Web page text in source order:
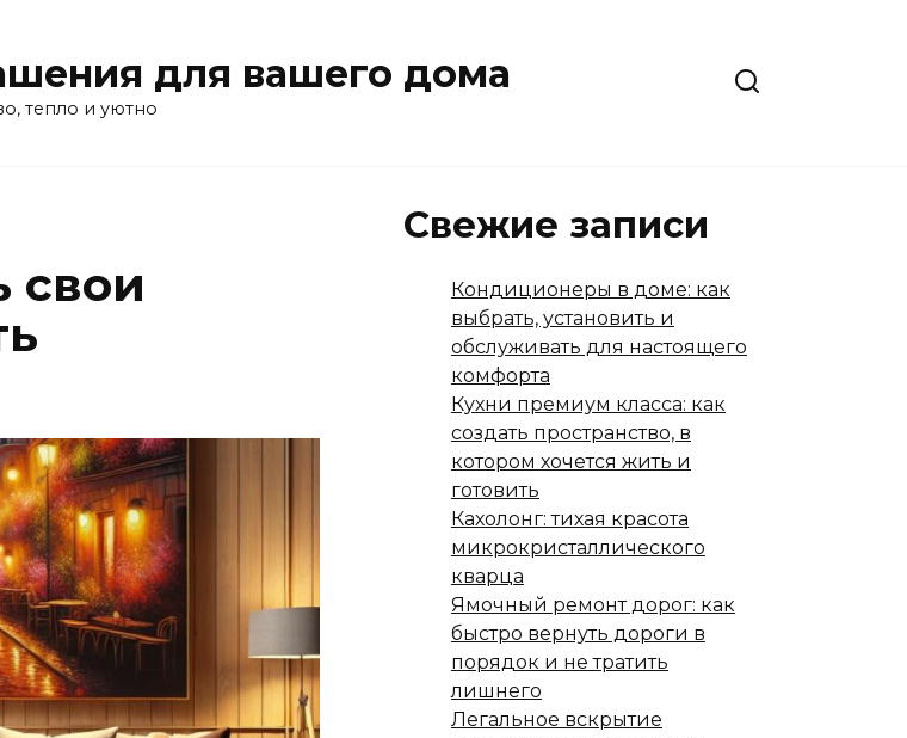
для вашего дома
тепло и уютно
свои
Свежие записи
Кондиционеры в доме: как
выбрать, установить и
обслуживать для настоящего
комфорта
Кухни премиум класса: как
создать пространство, в
котором хочется жить и
готовить
Кахолонг: тихая красота
микрокристаллического
кварца
Ямочный ремонт дорог: как
быстро вернуть дороги в
порядок и не тратить
лишнего
Легальное вскрытие